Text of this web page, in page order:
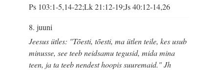
Ps 103:1-5,14-22;Lk 21:12-19;Js 40:12-14,26
8. juuni
Jeesus ütles: "Tõesti, tõesti, ma ütlen teile, kes usub
minusse, see teeb neidsamu tegusid, mida mina
teen, ja ta teeb nendest hoopis suuremaid." Jh